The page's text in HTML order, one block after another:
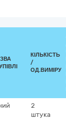
КІЛЬКІСТЬ
/
ОД.ВИМІРУ
2
штука